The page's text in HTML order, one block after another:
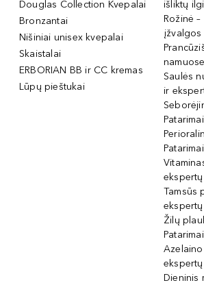
Douglas Collection Kvepalai
Bronzantai
Nišiniai unisex kvepalai
Skaistalai
ERBORIAN BB ir CC kremas
Lūpų pieštukai
išliktų
Rožinė
įžvalgos
namuose
Saulės
ir
Tamsūs
Žilų
Dieninis